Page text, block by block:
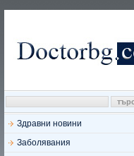
Здравни новини
Заболявания